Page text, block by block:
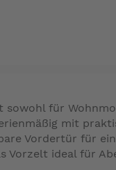
sowohl für
mit
Vordertür für
Vorzelt ideal für